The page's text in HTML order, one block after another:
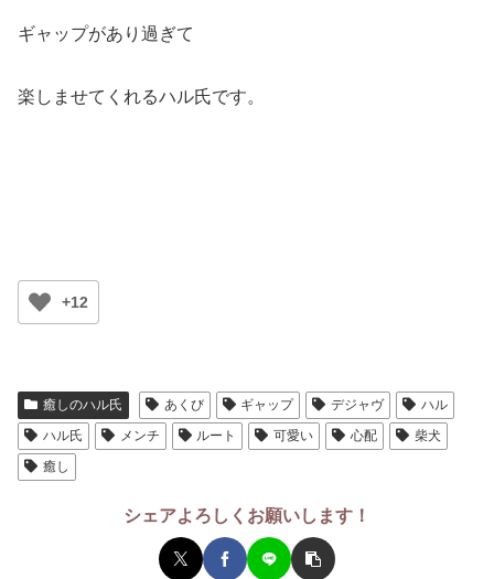
ギャップがあり過ぎて
楽しませてくれるハル氏です。
+12
癒しのハル氏 あくび ギャップ デジャヴ
ハル
ハル氏
メンチ ルート 可愛い 心配
柴犬
癒し
シェアよろしくお願いします！